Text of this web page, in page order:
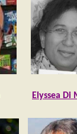
Elyssea Di